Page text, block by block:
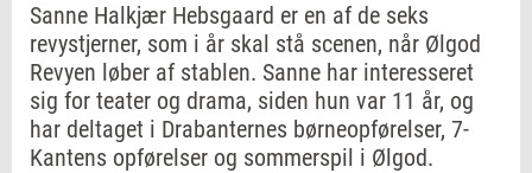
Sanne Halkjær Hebsgaard er en af de seks
revystjerner, som i år skal stå scenen, når Ølgod
Revyen løber af stablen. Sanne har interesseret
sig for teater og drama, siden hun var 11 år, og
har deltaget i Drabanternes børneopførelser, 7-
Kantens opførelser og sommerspil i Ølgod.